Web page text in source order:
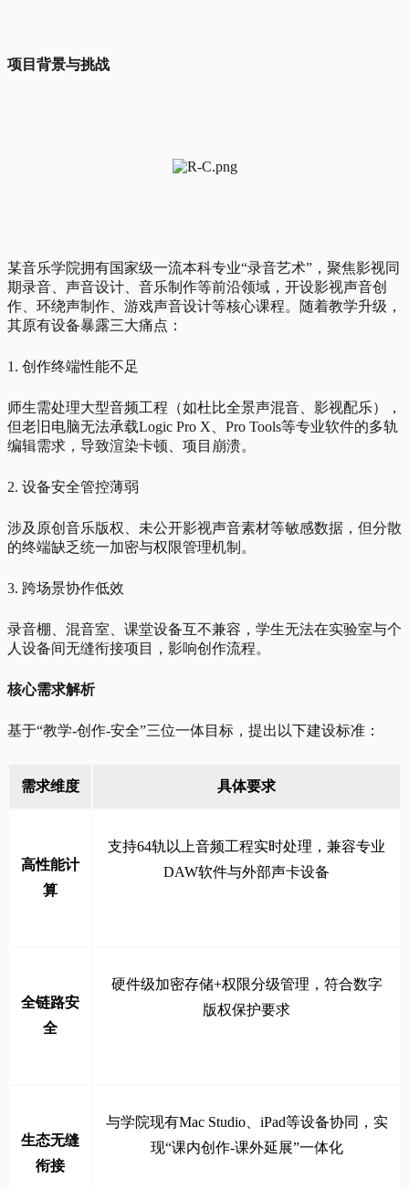
项目背景与挑战
某音乐学院拥有国家级一流本科专业“录音艺术”，聚焦影视同
期录音、声音设计、音乐制作等前沿领域，开设影视声音创
作、环绕声制作、游戏声音设计等核心课程。随着教学升级，
其原有设备暴露三大痛点：
1. 创作终端性能不足
师生需处理大型音频工程（如杜比全景声混音、影视配乐），
但老旧电脑无法承载Logic Pro X、Pro Tools等专业软件的多轨
编辑需求，导致渲染卡顿、项目崩溃。
2. 设备安全管控薄弱
涉及原创音乐版权、未公开影视声音素材等敏感数据，但分散
的终端缺乏统一加密与权限管理机制。
3. 跨场景协作低效
录音棚、混音室、课堂设备互不兼容，学生无法在实验室与个
人设备间无缝衔接项目，影响创作流程。
核心需求解析
基于“教学-创作-安全”三位一体目标，提出以下建设标准：
需求维度 具体要求
高性能计
算
支持64轨以上音频工程实时处理，兼容专业
DAW软件与外部声卡设备
全链路安
全
硬件级加密存储+权限分级管理，符合数字
版权保护要求
生态无缝
衔接
与学院现有Mac Studio、iPad等设备协同，实
现“课内创作-课外延展”一体化